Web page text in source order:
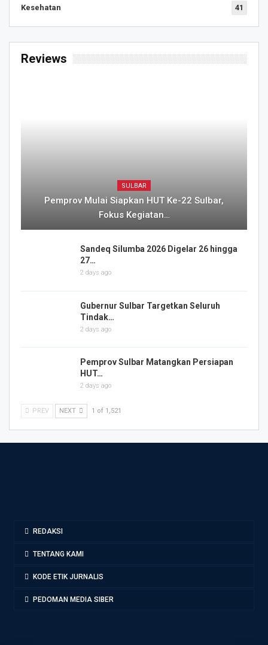
Kesehatan 41
Reviews
SULBAR
Pemprov Mulai Siapkan HUT Ke-22 Sulbar,
Fokus Kegiatan…
Sandeq Silumba 2026 Digelar 26 hingga
27…
2 days ago
Gubernur Sulbar Targetkan Seluruh
Tindak…
2 days ago
Pemprov Sulbar Matangkan Persiapan
HUT…
2 days ago
PREV NEXT 1 of 1,521
REDAKSI
TENTANG KAMI
KODE ETIK JURNALIS
PEDOMAN MEDIA SIBER